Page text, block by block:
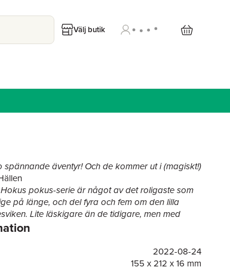
Välj butik
äventyr! Och de kommer ut i (magiskt!)
pokus-serie är något av det roligaste som
på länge, och del fyra och fem om den lilla
Lite läskigare än de tidigare, men med
och samma underskruvade humor
äventyr i denna genomillustrerade bokserie
seriealbum och bok, och som gör den perfekt
2022-08-24
155 x 212 x 16 mm